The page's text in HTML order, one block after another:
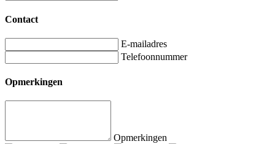
Contact
E-mailadres
Telefoonnummer
Opmerkingen
Opmerkingen